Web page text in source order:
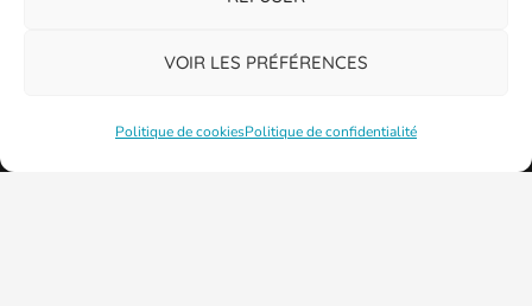
VOIR LES PRÉFÉRENCES
Politique de cookiesPolitique de confidentialité